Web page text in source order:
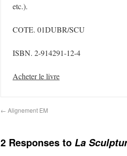
etc.).
COTE. 01DUBR/SCU
ISBN. 2-914291-12-4
Acheter le livre
← Alignement EM
2 Responses to La